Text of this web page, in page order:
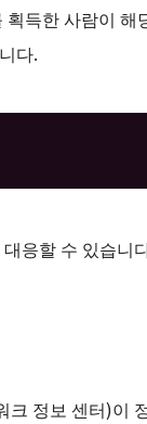
획득한 사람이
다.
응할 수 있습니
정보 센터)이